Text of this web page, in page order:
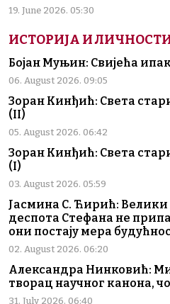
19. June 2026. 05:30
ИСТОРИЈА И
Бојан Муњин: Свијећа
06. August 2026. 09:05
Зоран Кинђић: Света
(II)
05. August 2026. 06:42
Зоран Кинђић: Света
(I)
03. August 2026. 05:59
Јасмина С. Ћирић: Велики
деспота Стефана не
они постају мера
02. August 2026. 06:20
Александра Нинковић:
творац научног канона,
31. July 2026. 06:40